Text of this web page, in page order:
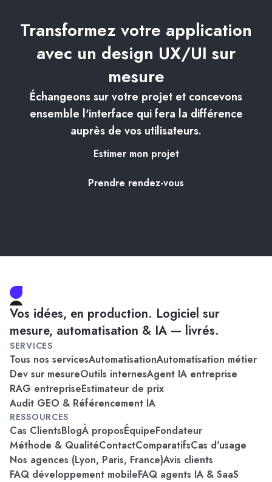
Transformez votre application
avec un design UX/UI sur
mesure
Échangeons sur votre projet et concevons
ensemble l'interface qui fera la différence
auprès de vos utilisateurs.
Estimer mon projet
Prendre rendez-vous
Vos idées, en production. Logiciel sur
mesure, automatisation & IA — livrés.
SERVICES
Tous nos servicesAutomatisationAutomatisation métier
Dev sur mesureOutils internesAgent IA entreprise
RAG entrepriseEstimateur de prix
Audit GEO & Référencement IA
RESSOURCES
Cas ClientsBlogÀ proposÉquipeFondateur
Méthode & QualitéContactComparatifsCas d'usage
Nos agences (Lyon, Paris, France)Avis clients
FAQ développement mobileFAQ agents IA & SaaS